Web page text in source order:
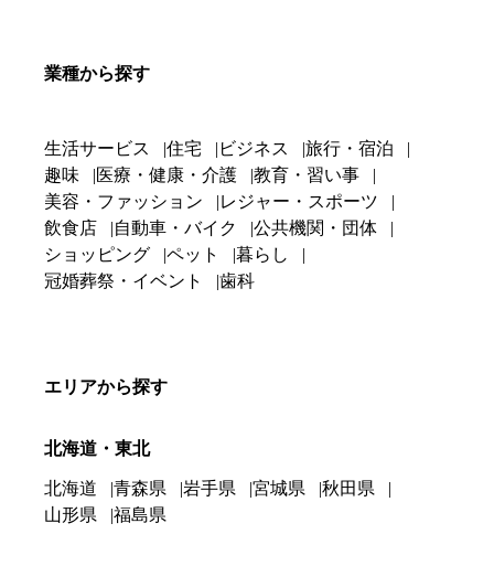
業種から探す
生活サービス 住宅 ビジネス
旅行・宿泊
趣味
医療・健康・介護
教育・習い事
美容・ファッション
レジャー・スポーツ
飲食店
自動車・バイク
公共機関・団体
ショッピング
ペット
暮らし
冠婚葬祭・イベント
歯科
エリアから探す
北海道・東北
北海道 青森県 岩手県 宮城県
秋田県
山形県
福島県